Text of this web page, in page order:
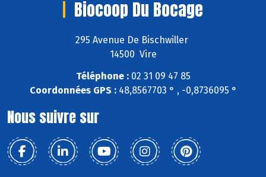
Biocoop Du Bocage
295 Avenue De Bischwiller
14500 Vire
Téléphone :02 31 09 47 85
Coordonnées GPS :48,8567703 ° , -0,8736095 °
Nous suivre sur